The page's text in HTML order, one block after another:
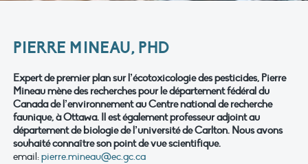
PIERRE MINEAU, PHD
Expert de premier plan sur l’écotoxicologie des pesticides, Pierre
Mineau mène des recherches pour le département fédéral du
Canada de l’environnement au Centre national de recherche
faunique, à Ottawa. Il est également professeur adjoint au
département de biologie de l’université de Carlton. Nous avons
souhaité connaître son point de vue scientifique.
email:pierre.mineau@ec.gc.ca